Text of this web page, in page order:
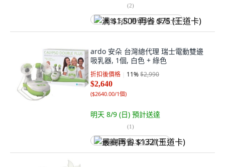
(2)
满 $1,500 再省 $75 (王道卡)
ardo 安朵 台灣總代理 瑞士電動雙邊
吸乳器, 1個, 白色 + 綠色
折扣後價格 11%$2,990
$2,640
($2640.00/1個)
明天 8/9 (日) 預計送達
(1)
最高再省 $132 (王道卡)